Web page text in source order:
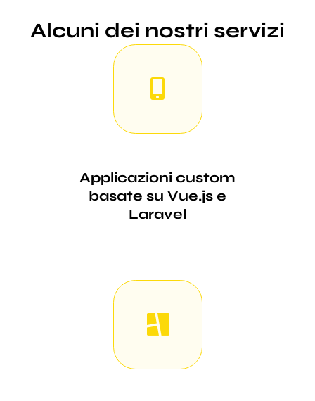
Alcuni dei nostri servizi
Applicazioni custom
basate su Vue.js e
Laravel